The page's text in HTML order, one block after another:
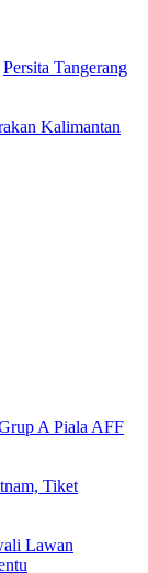
Persita Tangerang
Kalimantan
A Piala AFF
Tiket
Lawan